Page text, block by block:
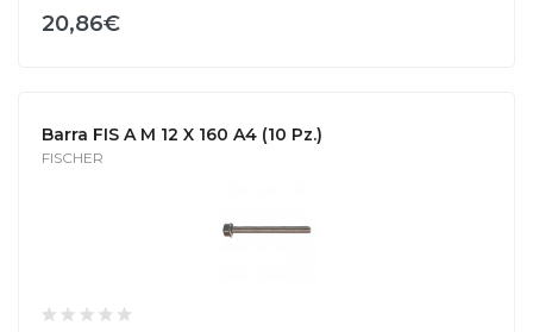
20,86€
Barra FIS A M 12 X 160 A4 (10 Pz.)
FISCHER